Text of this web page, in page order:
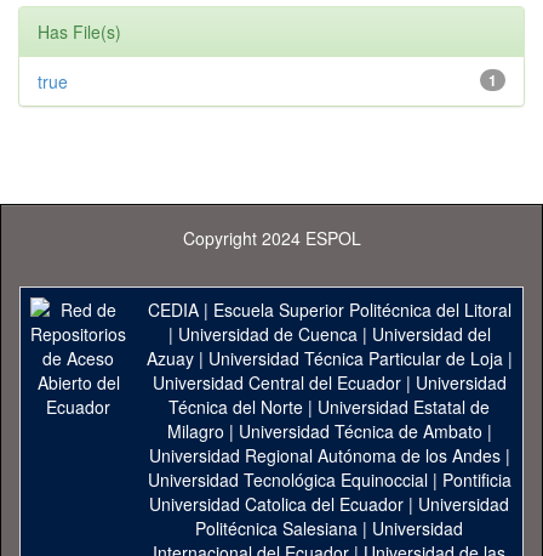
Has File(s)
1
true
Copyright 2024 ESPOL
CEDIA| Escuela Superior Politécnica del Litoral
| Universidad de Cuenca| Universidad del
Azuay| Universidad Técnica Particular de Loja|
Universidad Central del Ecuador| Universidad
Técnica del Norte | Universidad Estatal de
Milagro | Universidad Técnica de Ambato |
Universidad Regional Autónoma de los Andes|
Universidad Tecnológica Equinoccial| Pontificia
Universidad Catolica del Ecuador | Universidad
Politécnica Salesiana | Universidad